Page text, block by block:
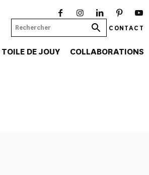
CONTACT
DE JOUY COLLABORATIONS